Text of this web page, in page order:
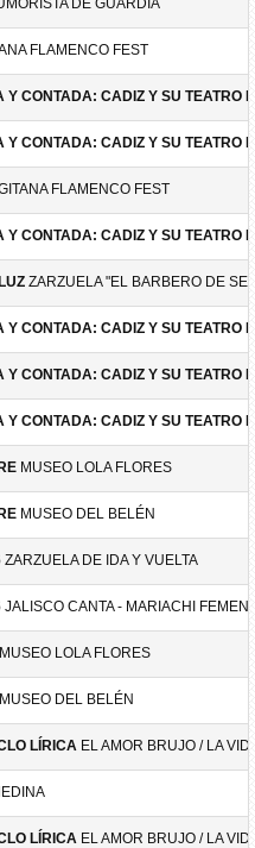
DE GUARDIA
FLAMENCO FEST
Y CONTADA: CADIZ Y SU TEATRO
Y CONTADA: CADIZ Y SU TEATRO
FLAMENCO FEST
Y CONTADA: CADIZ Y SU TEATRO
ZARZUELA "EL BARBERO DE
Y CONTADA: CADIZ Y SU TEATRO
Y CONTADA: CADIZ Y SU TEATRO
Y CONTADA: CADIZ Y SU TEATRO
MUSEO LOLA FLORES
MUSEO DEL BELÉN
ZARZUELA DE IDA Y VUELTA
JALISCO CANTA - MARIACHI
MUSEO LOLA FLORES
MUSEO DEL BELÉN
LÍRICA EL AMOR BRUJO / LA
LÍRICA EL AMOR BRUJO / LA